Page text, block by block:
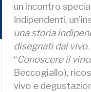
un incontro
Indipendenti,
una storia
disegnati dal vivo.
“Conoscere il
Beccogiallo),
vivo e